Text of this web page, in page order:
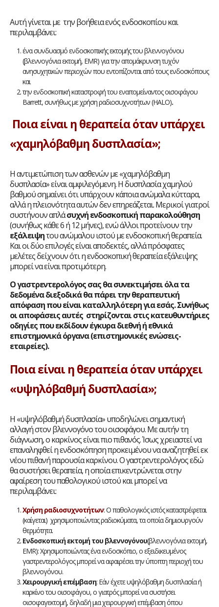
Αυτή γίνεται με την βοήθεια ενός ενδοσκοπίου και
περιλαμβάνει:
ένα συνδυασμό ενδοσκοπικής εκτομής του βλεννογόνου
(βλεννογόνια εκτομή, EMR) για την απομάκρυνση τυχόν
ανησυχητικών περιοχών που εντοπίζονται από τους ενδοσκόπους
και
την ενδοσκοπική καταστροφή του εναπομείναντος οισοφάγου
Barrett, συνήθως με χρήση ραδιοσυχνοτήτων (HALO).
Ποια είναι η θεραπεία όταν υπάρχει
«χαμηλόβαθμη δυσπλασία»;
Η αντιμετώπιση των ασθενών με «χαμηλόβαθμη
δυσπλασία» είναι αμφιλεγόμενη. Η δυσπλασία χαμηλού
βαθμού σημαίνει ότι υπάρχουν κάποια ανώμαλα κύτταρα,
αλλά η πλειονότητα αυτών δεν επηρεάζεται. Μερικοί γιατροί
συστήνουν απλάσυχνή ενδοσκοπική παρακολούθηση
(συνήθως κάθε 6 ή 12 μήνες), ενώ άλλοι προτείνουν την
εξάλειψητου ανώμαλου ιστού με ενδοσκοπική θεραπεία.
Και οι δύο επιλογές είναι αποδεκτές, αλλά πρόσφατες
μελέτες δείχνουν ότι η ενδοσκοπική θεραπεία εξάλειψης
μπορεί να είναι προτιμότερη.
Ο γαστρεντερολόγος σας θα συνεκτιμήσει όλα τα
δεδομένα διεξοδικά θα πάρει την θεραπευτική
απόφαση που είναι καταλληλότερη για εσάς. Συνήθως
οι αποφάσεις αυτές στηρίζονται στις κατευθυντήριες
οδηγίες που εκδίδουν έγκυρα διεθνή ή εθνικά
επιστημονικά όργανα (επιστημονικές ενώσεις-
εταιρείες).
Ποια είναι η θεραπείαόταν υπάρχει
«υψηλόβαθμή δυσπλασία»;
Η «υψηλόβαθμή δυσπλασία» υποδηλώνει σημαντική
αλλαγή στον βλεννογόνο του οισοφάγου. Με αυτήν τη
διάγνωση, ο καρκίνος είναι πιο πιθανός. Ίσως χρειαστεί να
επαναληφθεί η ενδοσκόπηση προκειμένου να αναζητηθεί εκ
νέου πιθανή παρουσία καρκίνου. Ο γαστρεντερολόγος εδώ
θα συστήσει θεραπεία, η οποία επικεντρώνεται στην
αφαίρεση του παθολογικού ιστού και μπορεί να
περιλαμβάνει:
Χρήση ραδιοσυχνοτήτων: Ο παθολογικός ιστός καταστρέφεται
(καίγεται) χρησιμοποιώντας ραδιοκύματα, τα οποία δημιουργούν
θερμότητα.
Ενδοσκοπική εκτομή του βλεννογόνου(βλεννογόνια εκτομή,
EMR): Χρησιμοποιώντας ένα ενδοσκόπιο, ο εξειδικευμένος
γαστρεντερολόγος μπορεί να αφαιρέσει την ύποπτη περιοχή του
βλεννογόνου.
Χειρουργική επέμβαση: Εάν έχετε υψηλόβαθμη δυσπλασία ή
καρκίνο του οισοφάγου, ο γιατρός μπορεί να συστήσει
οισοφαγεκτομή, δηλαδή μια χειρουργική επέμβαση όπου